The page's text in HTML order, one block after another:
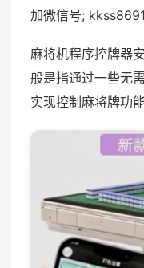
加微信号;
麻将机程序控牌器
般是指通过一些无
实现控制麻将牌功